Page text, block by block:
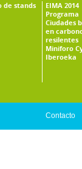
de stands
EIMA 2014
Programa
Ciudades
en
resilentes
Miniforo
Iberoeka
Contacto